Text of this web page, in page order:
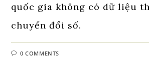
quốc gia không có dữ liệu
chuyển đổi số.
0 COMMENTS